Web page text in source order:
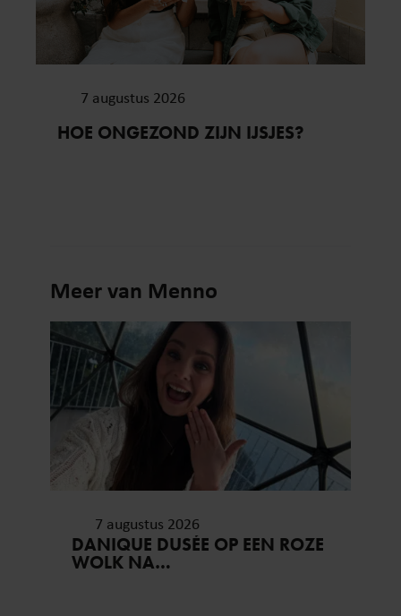
7 augustus 2026
HOE ONGEZOND ZIJN IJSJES?
Meer van Menno
7 augustus 2026
DANIQUE DUSÉE OP EEN ROZE
WOLK NA